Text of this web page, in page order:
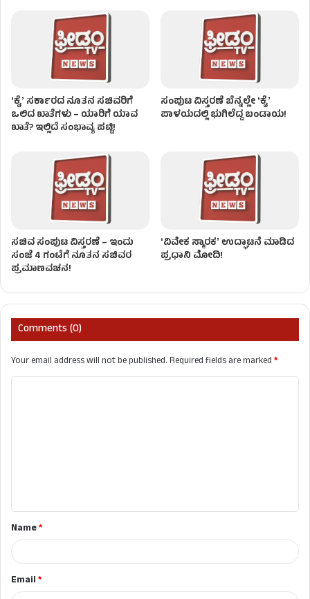
ʻಕೈʼ ಸರ್ಕಾರದ ನೂತನ ಸಚಿವರಿಗೆ
ಒಲಿದ ಖಾತೆಗಳು – ಯಾರಿಗೆ ಯಾವ
ಖಾತೆ? ಇಲ್ಲಿದೆ ಸಂಭಾವ್ಯ ಪಟ್ಟಿ!
ಸಂಪುಟ ವಿಸ್ತರಣೆ ಬೆನ್ನಲ್ಲೇ ʻಕೈʼ
ಪಾಳಯದಲ್ಲಿ ಭುಗಿಲೆದ್ದ ಬಂಡಾಯ!
ಸಚಿವ ಸಂಪುಟ ವಿಸ್ತರಣೆ – ಇಂದು
ಸಂಜೆ 4 ಗಂಟೆಗೆ ನೂತನ ಸಚಿವರ
ಪ್ರಮಾಣವಚನ!
ʻವಿವೇಕ ಸ್ಮಾರಕʼ ಉದ್ಘಾಟನೆ ಮಾಡಿದ
ಪ್ರಧಾನಿ ಮೋದಿ!
Comments (0)
Your email address will not be published.Required fields are marked*
t
*Name*
Email*